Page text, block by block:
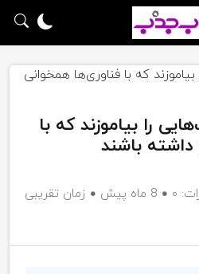
را بیاموزند که با
باشند
۰ 8 ماه پیش
زمان تقریبی